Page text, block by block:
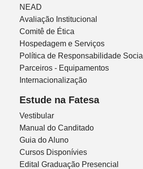
NEAD
Avaliação Institucional
Comitê de Ética
Hospedagem e Serviços
Política de Responsabilidade Social
Parceiros - Equipamentos
Internacionalização
Estude na Fatesa
Vestibular
Manual do Canditado
Guia do Aluno
Cursos Disponívies
Edital Graduação Presencial